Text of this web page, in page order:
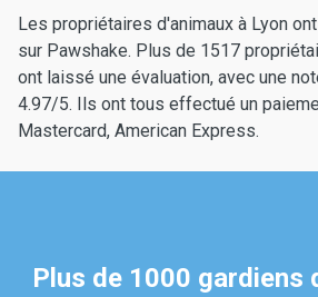
Les propriétaires d'animaux à Lyon
sur Pawshake. Plus de 1517
ont laissé une évaluation, avec une
4.97/5. Ils ont tous effectué un
Mastercard, American Express.
Plus de 1000 gardiens